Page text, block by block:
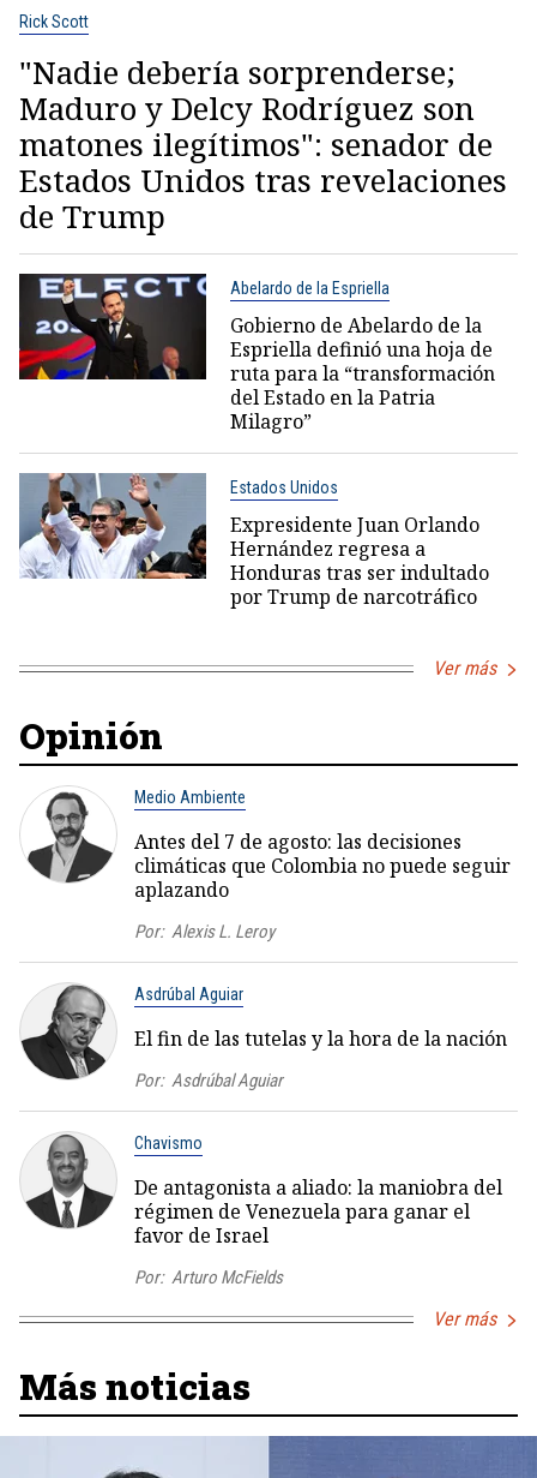
Rick Scott
"Nadie debería sorprenderse;
Maduro y Delcy Rodríguez son
matones ilegítimos": senador de
Estados Unidos tras revelaciones
de Trump
Abelardo de la Espriella
Gobierno de Abelardo de la
Espriella definió una hoja de
ruta para la “transformación
del Estado en la Patria
Milagro”
Estados Unidos
Expresidente Juan Orlando
Hernández regresa a
Honduras tras ser indultado
por Trump de narcotráfico
Ver más
Opinión
Medio Ambiente
Antes del 7 de agosto: las decisiones
climáticas que Colombia no puede seguir
aplazando
Por: Alexis L. Leroy
Asdrúbal Aguiar
El fin de las tutelas y la hora de la nación
Por: Asdrúbal Aguiar
Chavismo
De antagonista a aliado: la maniobra del
régimen de Venezuela para ganar el
favor de Israel
Por: Arturo McFields
Ver más
Más noticias